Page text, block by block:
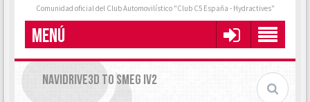
Comunidad oficial del Club Automovilístico "Club C5 España - Hydractives"
MENÚ
NAVIDRIVE3D TO SMEG IV2